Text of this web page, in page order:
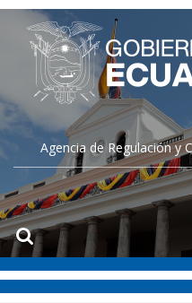
Agencia de Regulación y